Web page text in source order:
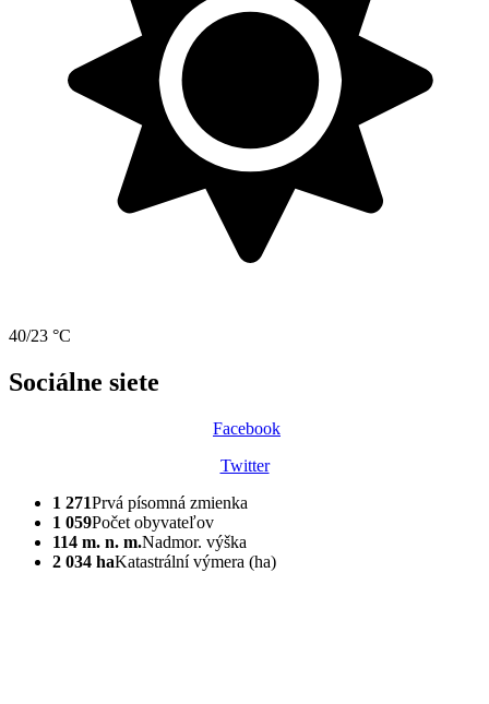
40/23 °C
Sociálne siete
Facebook
Twitter
1 271Prvá písomná zmienka
1 059Počet obyvateľov
114 m. n. m.Nadmor. výška
2 034 haKatastrální výmera (ha)